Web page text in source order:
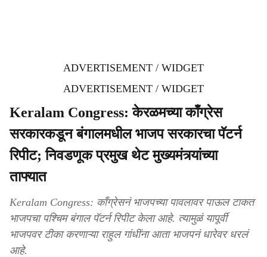
ADVERTISEMENT / WIDGET
ADVERTISEMENT / WIDGET
Keralam Congress: केरळमच्या काँग्रेस
सरकारकडून बंगालमधील भाजप सरकारचा पॅटर्न
रिपीट; निवडणूक प्रमुख थेट मुख्यमंत्र्यांच्या
ताफ्यात
Keralam Congress: काँग्रेसनं भाजपच्या पावलावर पाऊल टाकत
भाजपचा पश्चिम बंगाल पॅटर्न रिपीट केला आहे. त्यामुळं यापूर्वी
भाजपवर टीका करणाऱ्या राहुल गांधींना आता भाजपनं धारेवर धरलं
आहे.